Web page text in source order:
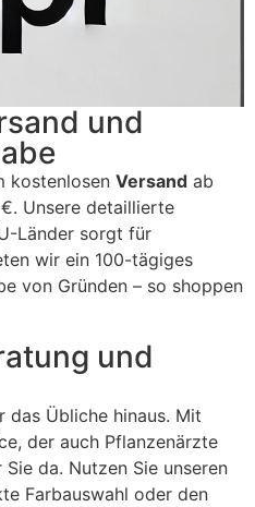
und
kostenlosen Versand ab
Unsere detaillierte
Länder sorgt für
wir ein 100-tägiges
von Gründen – so shoppen
und
das Übliche hinaus. Mit
der auch Pflanzenärzte
da. Nutzen Sie unseren
Farbauswahl oder den